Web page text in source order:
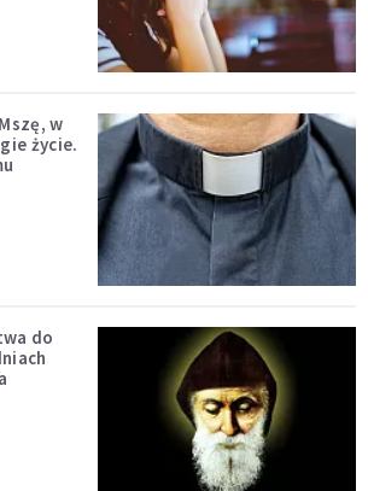
w
życie.
do